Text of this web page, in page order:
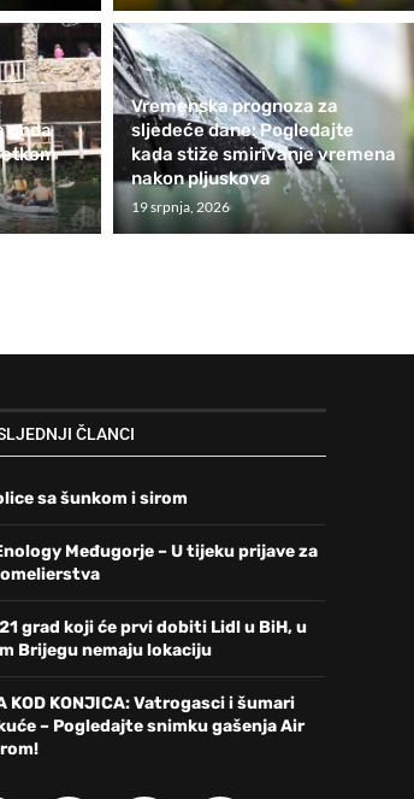
onda
Vremenska prognoza za
sljedeće dane: Pogledajte
kada stiže smirivanje vremena
nakon pljuskova
19 srpnja, 2026
ČLANCI
sa šunkom i sirom
Međugorje – U tijeku prijave za
grad koji će prvi dobiti Lidl u BiH, u
Brijegu nemaju lokaciju
KOD KONJICA: Vatrogasci i šumari
– Pogledajte snimku gašenja Air